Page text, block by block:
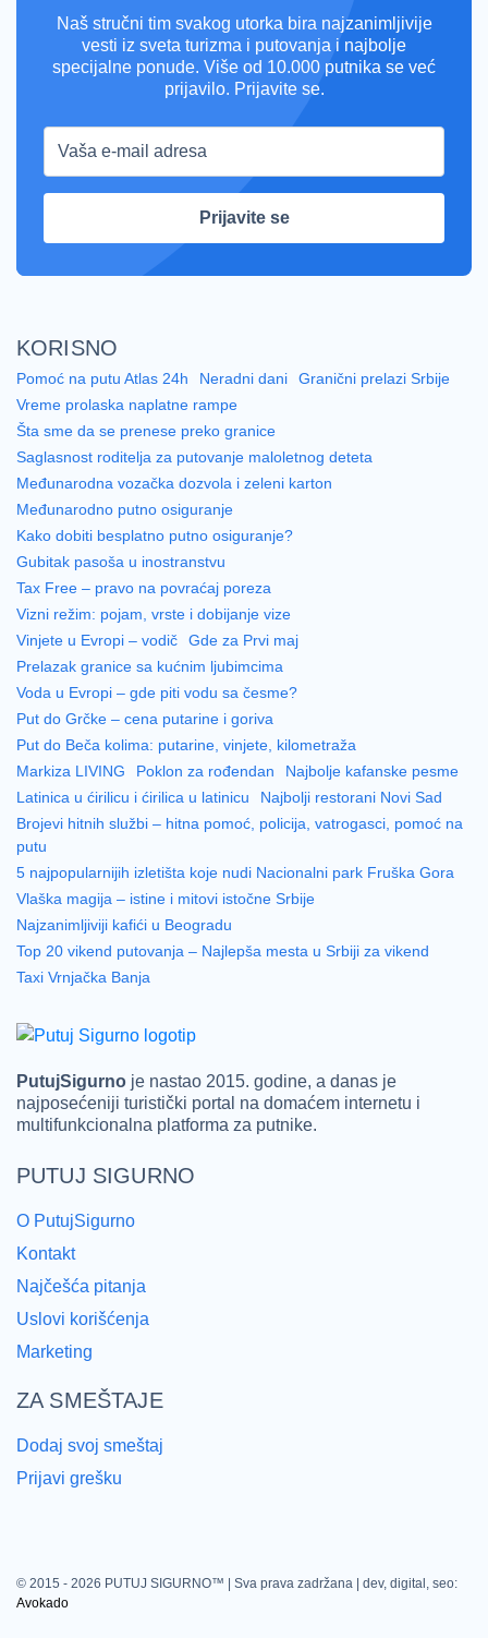
Naš stručni tim svakog utorka bira najzanimljivije
vesti iz sveta turizma i putovanja i najbolje
specijalne ponude. Više od 10.000 putnika se već
prijavilo. Prijavite se.
Prijavite se
KORISNO
Pomoć na putu Atlas 24h Neradni dani
Granični prelazi Srbije
Vreme prolaska naplatne rampe
Šta sme da se prenese preko granice
Saglasnost roditelja za putovanje maloletnog deteta
Međunarodna vozačka dozvola i zeleni karton
Međunarodno putno osiguranje
Kako dobiti besplatno putno osiguranje?
Gubitak pasoša u inostranstvu
Tax Free – pravo na povraćaj poreza
Vizni režim: pojam, vrste i dobijanje vize
Vinjete u Evropi – vodič
Gde za Prvi maj
Prelazak granice sa kućnim ljubimcima
Voda u Evropi – gde piti vodu sa česme?
Put do Grčke – cena putarine i goriva
Put do Beča kolima: putarine, vinjete, kilometraža
Markiza LIVING
Poklon za rođendan
Najbolje kafanske pesme
Latinica u ćirilicu i ćirilica u latinicu
Najbolji restorani Novi Sad
Brojevi hitnih službi – hitna pomoć, policija, vatrogasci, pomoć na
putu
5 najpopularnijih izletišta koje nudi Nacionalni park Fruška Gora
Vlaška magija – istine i mitovi istočne Srbije
Najzanimljiviji kafići u Beogradu
Top 20 vikend putovanja – Najlepša mesta u Srbiji za vikend
Taxi Vrnjačka Banja
PUTUJ SIGURNO
O PutujSigurno
Kontakt
Najčešća pitanja
Uslovi korišćenja
Marketing
ZA SMEŠTAJE
Dodaj svoj smeštaj
Prijavi grešku
PutujSigurno je nastao 2015. godine, a danas je
najposećeniji turistički portal na domaćem internetu i
multifunkcionalna platforma za putnike.
© 2015 - 2026 PUTUJ SIGURNO™ | Sva prava zadržana | dev, digital, seo:
Avokado